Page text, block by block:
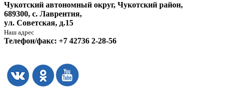
Чукотский автономный округ, Чукотский район,
689300, с. Лаврентия,
ул. Советская, д.15
Наш адрес
Телефон/факс: +7 42736 2-28-56